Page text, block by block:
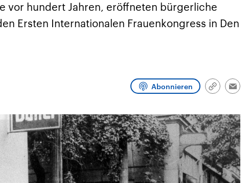
vor hundert Jahren, eröffneten bürgerliche
Ersten Internationalen Frauenkongress in Den
Abonnieren
Link
Email